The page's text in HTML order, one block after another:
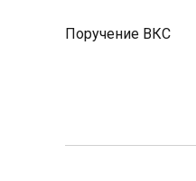
Поручение ВКС